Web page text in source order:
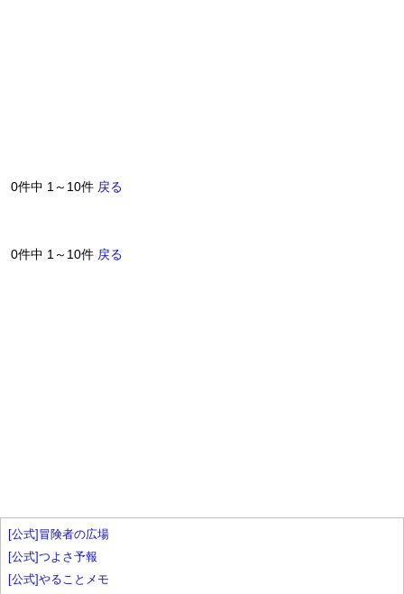
0件中 1～10件 戻る
0件中 1～10件 戻る
[公式]冒険者の広場
[公式]つよさ予報
[公式]やることメモ